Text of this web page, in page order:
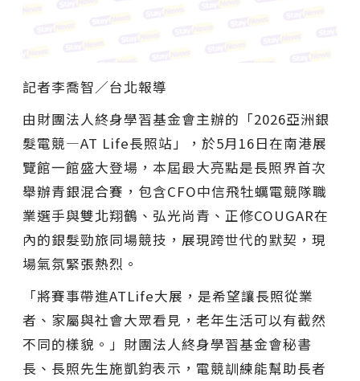
記者李喬智／台北報導
由財團法人終身學習基金會主辦的「2026亞洲銀
髮電競—AT Life長照站」，於5月16日在南港展
覽館一館盛大登場，本屆最大亮點是長照界首次
舉辦青銀混合賽，包含CFO中信飛牡蠣電競隊職
業選手與雙北翔鶴、弘光尚青、正修COUGAR在
內的銀髮勁旅同場競技，展現跨世代的默契，現
場氣氛緊張熱烈。
「將賽事帶進ATLife大展，是希望讓長照從業
者、家屬與社會大眾看見，老年生活可以有截然
不同的樣貌。」財團法人終身學習基金會秘書
長、長照先生施凱鈞表示，電競訓練能幫助長者